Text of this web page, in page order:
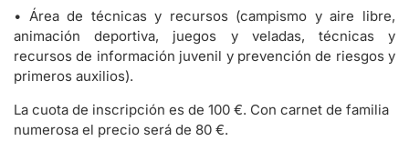
• Área de técnicas y recursos (campismo y aire libre,
animación deportiva, juegos y veladas, técnicas y
recursos de información juvenil y prevención de riesgos y
primeros auxilios).
La cuota de inscripción es de 100 €. Con carnet de familia
numerosa el precio será de 80 €.